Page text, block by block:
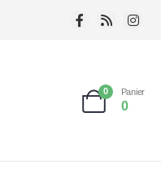
0 Panier
0